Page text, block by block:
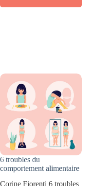
6 troubles du
comportement alimentaire
Corine Fiorenti 6 troubles